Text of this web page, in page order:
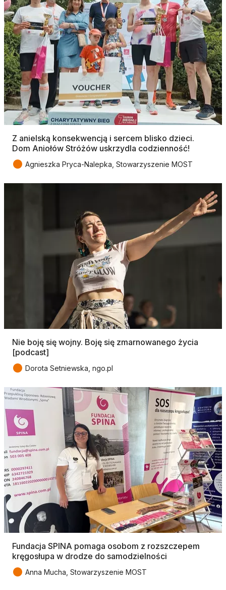
Z anielską konsekwencją i sercem blisko dzieci.
Dom Aniołów Stróżów uskrzydla codzienność!
● Agnieszka Pryca-Nalepka, Stowarzyszenie MOST
Nie boję się wojny. Boję się zmarnowanego życia
[podcast]
● Dorota Setniewska, ngo.pl
Fundacja SPINA pomaga osobom z rozszczepem
kręgosłupa w drodze do samodzielności
● Anna Mucha, Stowarzyszenie MOST